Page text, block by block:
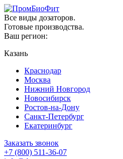
Все виды дозаторов.
Готовые производства.
Ваш регион:
Казань
Краснодар
Москва
Нижний Новгород
Новосибирск
Ростов-на-Дону
Санкт-Петербург
Екатеринбург
Заказать звонок
+7 (800) 511-36-07